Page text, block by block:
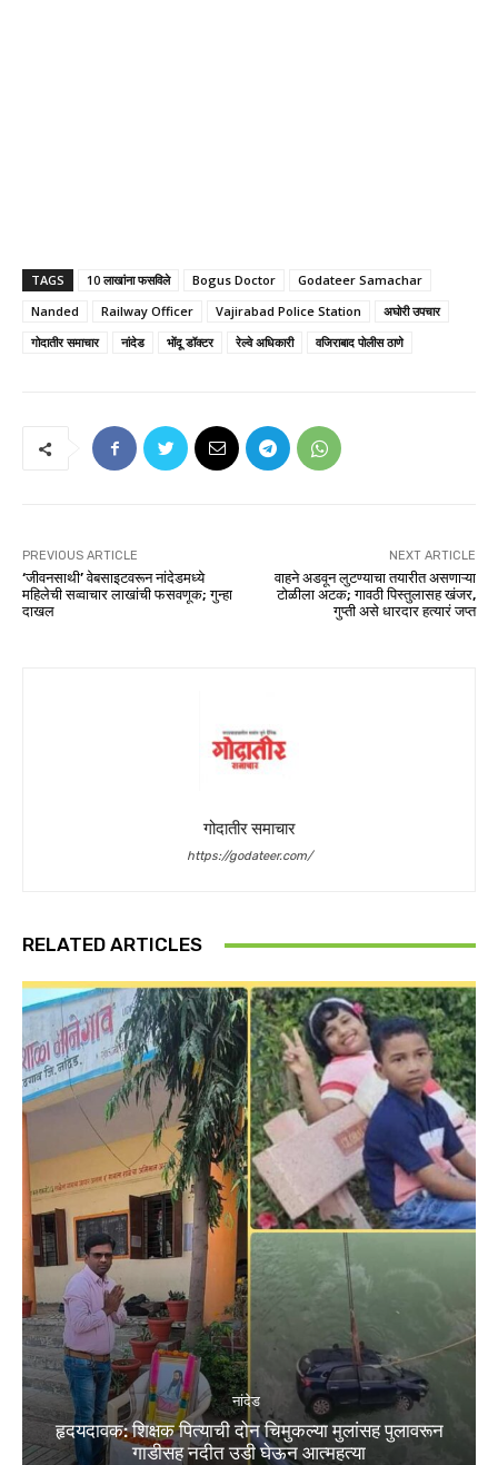
TAGS 10 लाखांना फसविले Bogus Doctor
Godateer Samachar
Nanded
Railway Officer Vajirabad Police Station
अघोरी उपचार
गोदातीर समाचार
नांदेड भोंदू डॉक्टर रेल्वे अधिकारी वजिराबाद पोलीस ठाणे
PREVIOUS ARTICLE
‘जीवनसाथी’ वेबसाइटवरून नांदेडमध्ये
महिलेची सव्वाचार लाखांची फसवणूक; गुन्हा
दाखल
NEXT ARTICLE
वाहने अडवून लुटण्याचा तयारीत असणाऱ्या
टोळीला अटक; गावठी पिस्तुलासह खंजर,
गुप्ती असे धारदार हत्यारं जप्त
गोदातीर समाचार
https://godateer.com/
RELATED ARTICLES
नांदेड
हृदयदावक: शिक्षक पित्याची दोन चिमुकल्या मुलांसह पुलावरून
गाडीसह नदीत उडी घेऊन आत्महत्या